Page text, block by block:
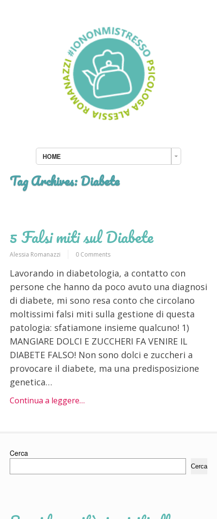
HOME
Tag Archives:Diabete
5 Falsi miti sul Diabete
Alessia Romanazzi 0 Comments
Lavorando in diabetologia, a contatto con
persone che hanno da poco avuto una diagnosi
di diabete, mi sono resa conto che circolano
moltissimi falsi miti sulla gestione di questa
patologia: sfatiamone insieme qualcuno! 1)
MANGIARE DOLCI E ZUCCHERI FA VENIRE IL
DIABETE FALSO! Non sono dolci e zuccheri a
provocare il diabete, ma una predisposizione
genetica…
Continua a leggere…
Cerca
Cerca